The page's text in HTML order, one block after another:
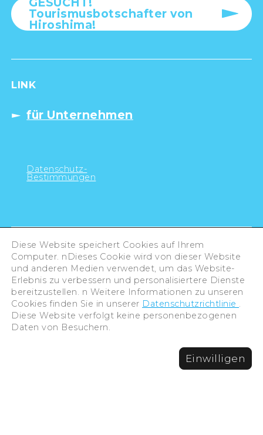
GESUCHT!
Tourismusbotschafter von
Hiroshima!
LINK
für Unternehmen
Datenschutz-
Bestimmungen
©Hiroshima Tourism Association /
Hiroshima Prefecture / Hiroshima City .
Diese Website speichert Cookies auf Ihrem
Computer. nDieses Cookie wird von dieser Website
und anderen Medien verwendet, um das Website-
Erlebnis zu verbessern und personalisiertere Dienste
bereitzustellen. n Weitere Informationen zu unseren
Cookies finden Sie in unserer Datenschutzrichtlinie .
Diese Website verfolgt keine personenbezogenen
Daten von Besuchern.
Einwilligen